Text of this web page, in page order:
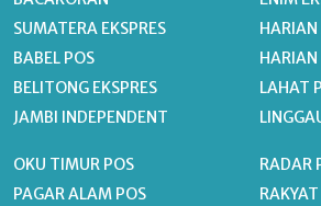
SUMATERA EKSPRES
BABEL POS
BELITONG EKSPRES
JAMBI INDEPENDENT
HARIAN
LAHAT
OKU TIMUR POS
PAGAR ALAM POS
RADAR